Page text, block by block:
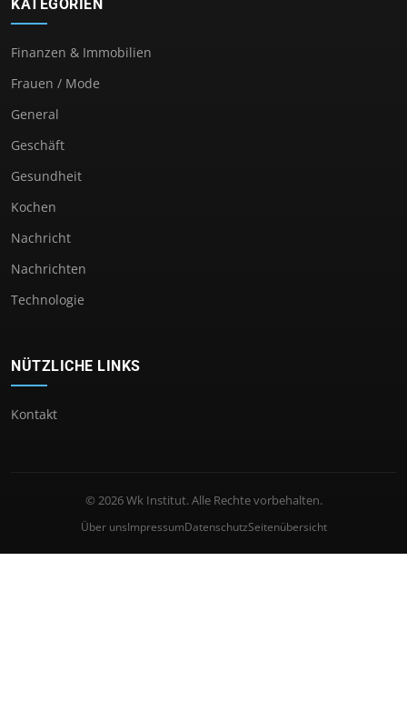
KATEGORIEN
Finanzen & Immobilien
Frauen / Mode
General
Geschäft
Gesundheit
Kochen
Nachricht
Nachrichten
Technologie
NÜTZLICHE LINKS
Kontakt
© 2026 Wk Institut. Alle Rechte vorbehalten.
Über unsImpressumDatenschutzSeitenübersicht